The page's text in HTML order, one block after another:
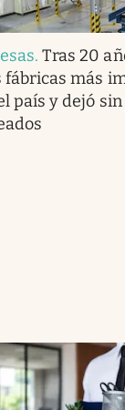
.Tras 20
fábricas más
país y dejó